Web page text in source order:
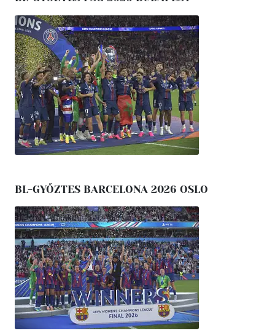
BL-GYŐZTES BARCELONA 2026 OSLO